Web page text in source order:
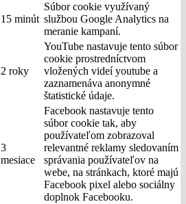
15 minút
Súbor cookie využívaný
službou Google Analytics na
meranie kampaní.
2 roky
YouTube nastavuje tento súbor
cookie prostredníctvom
vložených videí youtube a
zaznamenáva anonymné
štatistické údaje.
3
mesiace
Facebook nastavuje tento
súbor cookie tak, aby
používateľom zobrazoval
relevantné reklamy sledovaním
správania používateľov na
webe, na stránkach, ktoré majú
Facebook pixel alebo sociálny
doplnok Facebooku.